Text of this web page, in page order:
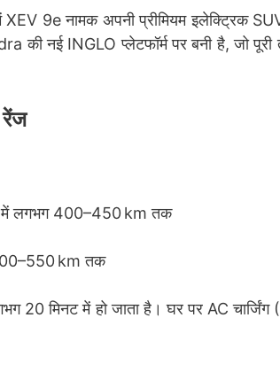
9e नामक अपनी प्रीमियम इलेक्ट्रिक
नई INGLO प्लेटफॉर्म पर बनी है, जो पूरी
में लगभग 400–450 km तक
km तक
20 मिनट में हो जाता है। घर पर AC चार्जिंग